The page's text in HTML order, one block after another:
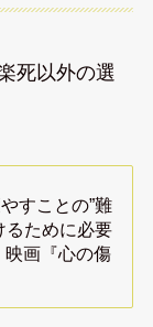
死以外の選
すことの”難
るために必要
映画『心の傷